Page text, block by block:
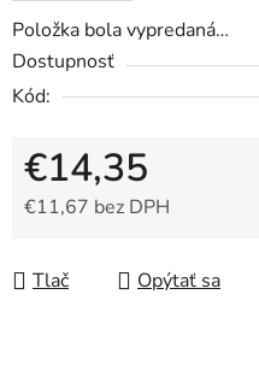
Položka bola vypredaná…
Dostupnosť
Kód:
€14,35
€11,67 bez DPH
Tlač
Opýtať sa